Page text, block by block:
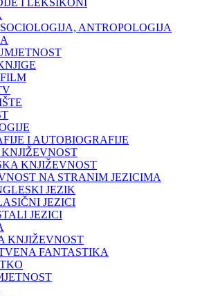
I LEKSIKONI
ANTROPOLOGIJA
I AUTOBIOGRAFIJE
KNJIŽEVNOST
KNJIŽEVNOST
NA STRANIM JEZICIMA
JEZIK
JEZICI
JEZICI
KNJIŽEVNOST
FANTASTIKA